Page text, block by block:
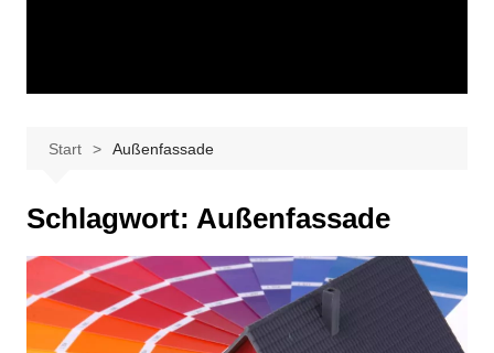
Start Außenfassade
Schlagwort: Außenfassade